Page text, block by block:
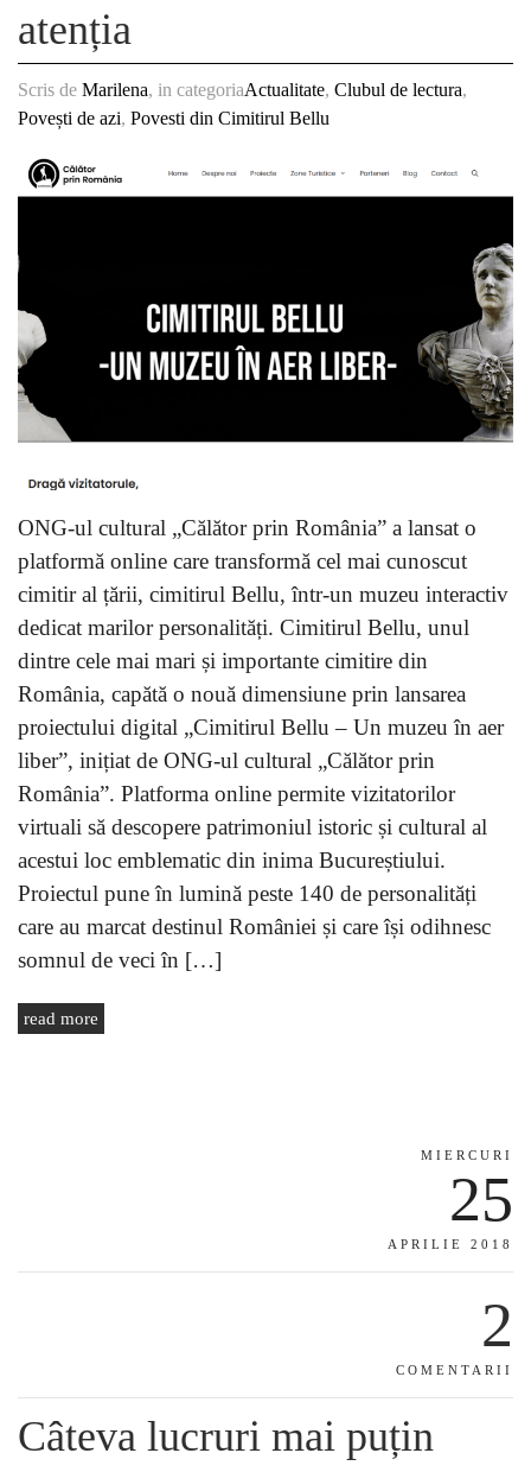
atenția
Scris de Marilena, in categoriaActualitate, Clubul de lectura,
Povești de azi, Povesti din Cimitirul Bellu
ONG-ul cultural „Călător prin România” a lansat o
platformă online care transformă cel mai cunoscut
cimitir al țării, cimitirul Bellu, într-un muzeu interactiv
dedicat marilor personalități. Cimitirul Bellu, unul
dintre cele mai mari și importante cimitire din
România, capătă o nouă dimensiune prin lansarea
proiectului digital „Cimitirul Bellu – Un muzeu în aer
liber”, inițiat de ONG-ul cultural „Călător prin
România”. Platforma online permite vizitatorilor
virtuali să descopere patrimoniul istoric și cultural al
acestui loc emblematic din inima Bucureștiului.
Proiectul pune în lumină peste 140 de personalități
care au marcat destinul României și care își odihnesc
somnul de veci în […]
read more
MIERCURI
25
APRILIE 2018
2
COMENTARII
Câteva lucruri mai puțin